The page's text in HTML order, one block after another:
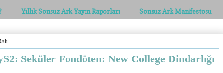
Yıllık Sonsuz Ark Yayın Raporları Sonsuz Ark Manifestosu
Seküler Fondöten: New College Dindarlığı